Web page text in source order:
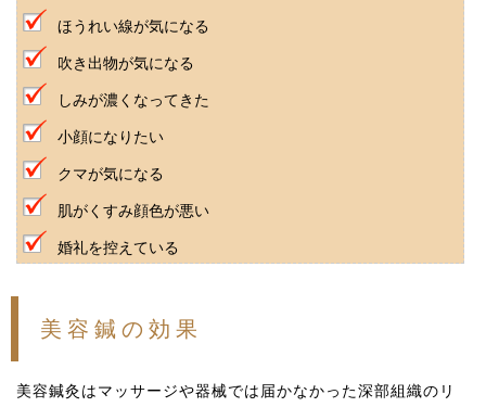
ほうれい線が気になる
吹き出物が気になる
しみが濃くなってきた
小顔になりたい
クマが気になる
肌がくすみ顔色が悪い
婚礼を控えている
美容鍼の効果
美容鍼灸はマッサージや器械では届かなかった深部組織のリ